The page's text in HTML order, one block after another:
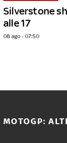
Silverstone
alle 17
08 ago - 07:50
MOTOGP: